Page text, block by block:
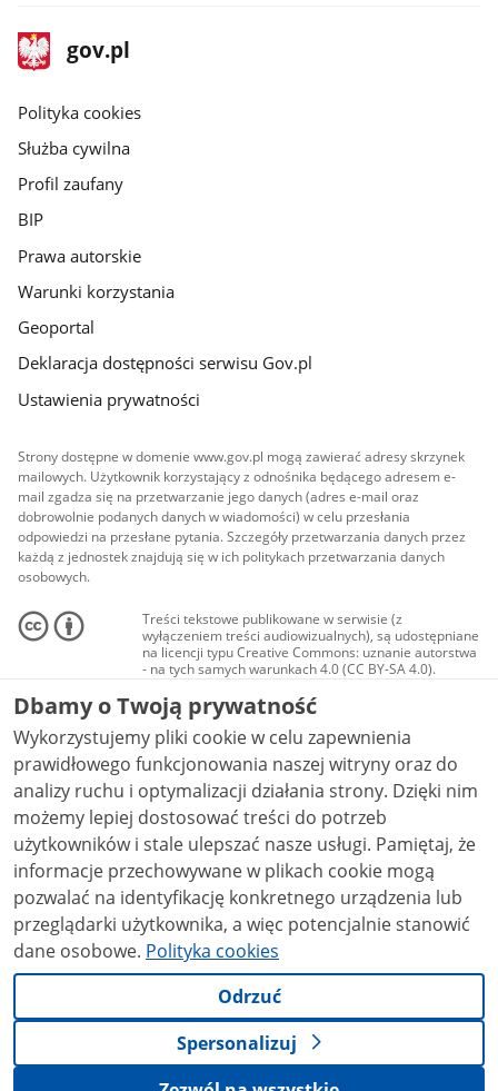
stopka
gov.pl
Strona
gov.pl
gov.pl
Polityka cookies
Służba cywilna
Profil zaufany
BIP
Prawa autorskie
Warunki korzystania
Geoportal
Deklaracja dostępności serwisu Gov.pl
Ustawienia prywatności
Strony dostępne w domenie www.gov.pl mogą zawierać adresy skrzynek
mailowych. Użytkownik korzystający z odnośnika będącego adresem e-
mail zgadza się na przetwarzanie jego danych (adres e-mail oraz
dobrowolnie podanych danych w wiadomości) w celu przesłania
odpowiedzi na przesłane pytania. Szczegóły przetwarzania danych przez
każdą z jednostek znajdują się w ich politykach przetwarzania danych
osobowych.
Treści tekstowe publikowane w serwisie (z
wyłączeniem treści audiowizualnych), są udostępniane
na licencji typu Creative Commons: uznanie autorstwa
- na tych samych warunkach 4.0 (CC BY-SA 4.0).
Materiały audiowizualne, w tym zdjęcia, materiały
audio i wideo, są udostępniane na licencji typu
Creative Commons: uznanie autorstwa użycie
niekomercyjne - bez utworów zależnych 4.0 (CC BY-
NC-ND 4.0), o ile nie jest to stwierdzone inaczej.
Dbamy o Twoją prywatność
Wykorzystujemy pliki cookie w celu zapewnienia
prawidłowego funkcjonowania naszej witryny oraz do
analizy ruchu i optymalizacji działania strony. Dzięki nim
możemy lepiej dostosować treści do potrzeb
użytkowników i stale ulepszać nasze usługi. Pamiętaj, że
informacje przechowywane w plikach cookie mogą
pozwalać na identyfikację konkretnego urządzenia lub
przeglądarki użytkownika, a więc potencjalnie stanowić
dane osobowe. Polityka cookies
Odrzuć
Spersonalizuj